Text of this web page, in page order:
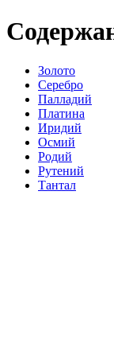
Золото
Серебро
Палладий
Платина
Иридий
Осмий
Родий
Рутений
Тантал